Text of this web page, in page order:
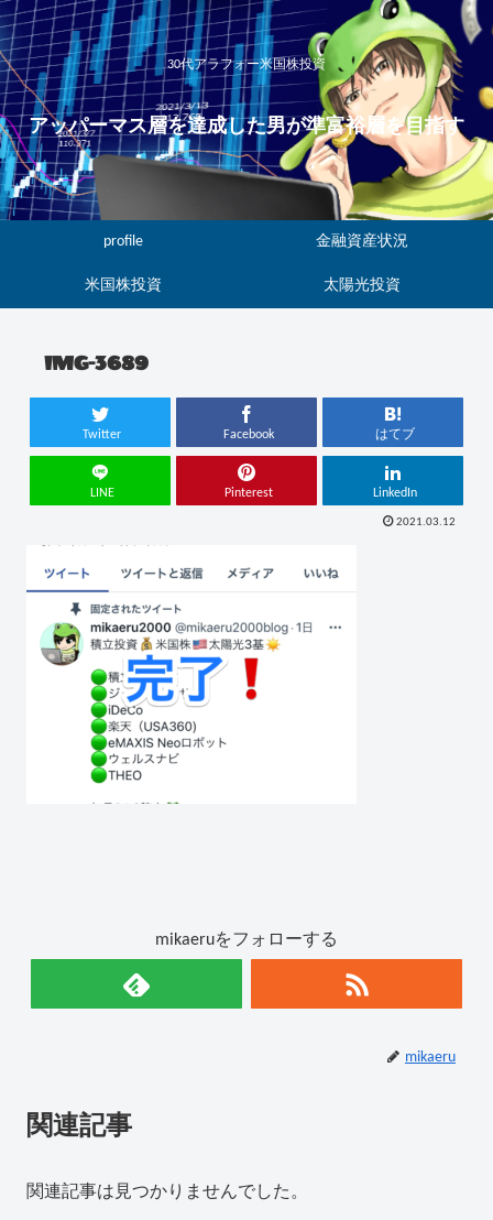
30代アラフォー米国株投資
アッパーマス層を達成した男が準富裕層を目指す
profile 金融資産状況
米国株投資 太陽光投資
IMG-3689
Twitter Facebook はてブ
LINE Pinterest LinkedIn
2021.03.12
mikaeruをフォローする
mikaeru
関連記事
関連記事は見つかりませんでした。